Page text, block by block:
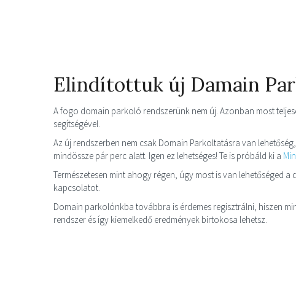
Elindítottuk új Damain
A fogo domain parkoló rendszerünk nem új. Azonban most
segítségével.
Az új rendszerben nem csak Domain Parkoltatásra van
mindössze pár perc alatt. Igen ez lehetséges! Te is próbáld ki a
Természetesen mint ahogy régen, úgy most is van lehetőséged
kapcsolatot.
Domain parkolónkba továbbra is érdemes regisztrálni, hiszen
rendszer és így kiemelkedő eredmények birtokosa lehetsz.